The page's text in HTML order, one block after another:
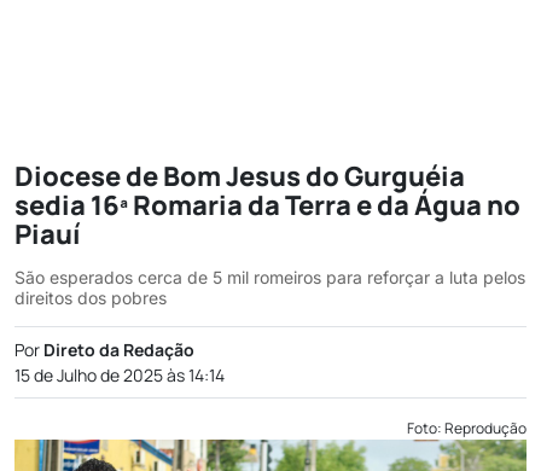
Diocese de Bom Jesus do Gurguéia
sedia 16ª Romaria da Terra e da Água no
Piauí
São esperados cerca de 5 mil romeiros para reforçar a luta pelos
direitos dos pobres
Por Direto da Redação
15 de Julho de 2025 às 14:14
Foto: Reprodução